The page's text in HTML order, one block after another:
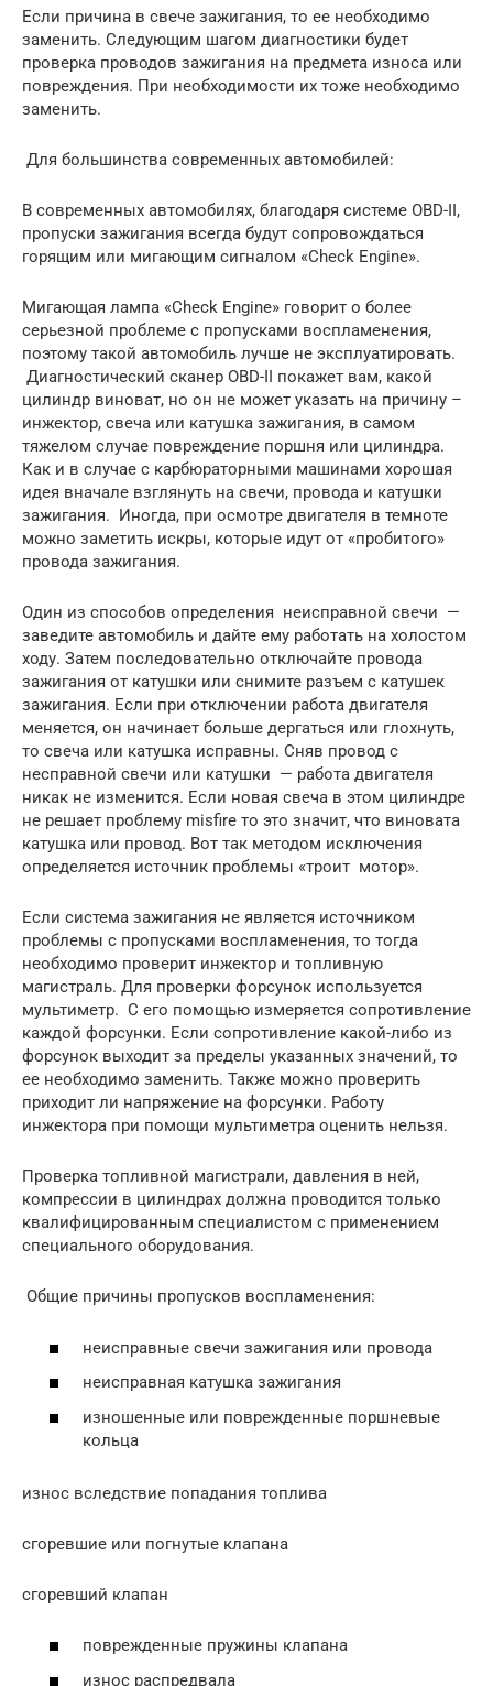
Если причина в свече зажигания, то ее необходимо
заменить. Следующим шагом диагностики будет
проверка проводов зажигания на предмета износа или
повреждения. При необходимости их тоже необходимо
заменить.
Для большинства современных автомобилей:
В современных автомобилях, благодаря системе OBD-II,
пропуски зажигания всегда будут сопровождаться
горящим или мигающим сигналом «Check Engine».
Мигающая лампа «Check Engine» говорит о более
серьезной проблеме с пропусками воспламенения,
поэтому такой автомобиль лучше не эксплуатировать.
Диагностический сканер OBD-II покажет вам, какой
цилиндр виноват, но он не может указать на причину –
инжектор, свеча или катушка зажигания, в самом
тяжелом случае повреждение поршня или цилиндра.
Как и в случае с карбюраторными машинами хорошая
идея вначале взглянуть на свечи, провода и катушки
зажигания. Иногда, при осмотре двигателя в темноте
можно заметить искры, которые идут от «пробитого»
провода зажигания.
Один из способов определения неисправной свечи —
заведите автомобиль и дайте ему работать на холостом
ходу. Затем последовательно отключайте провода
зажигания от катушки или снимите разъем с катушек
зажигания. Если при отключении работа двигателя
меняется, он начинает больше дергаться или глохнуть,
то свеча или катушка исправны. Сняв провод с
несправной свечи или катушки — работа двигателя
никак не изменится. Если новая свеча в этом цилиндре
не решает проблему misfire то это значит, что виновата
катушка или провод. Вот так методом исключения
определяется источник проблемы «троит мотор».
Если система зажигания не является источником
проблемы с пропусками воспламенения, то тогда
необходимо проверит инжектор и топливную
магистраль. Для проверки форсунок используется
мультиметр. С его помощью измеряется сопротивление
каждой форсунки. Если сопротивление какой-либо из
форсунок выходит за пределы указанных значений, то
ее необходимо заменить. Также можно проверить
приходит ли напряжение на форсунки. Работу
инжектора при помощи мультиметра оценить нельзя.
Проверка топливной магистрали, давления в ней,
компрессии в цилиндрах должна проводится только
квалифицированным специалистом с применением
специального оборудования.
Общие причины пропусков воспламенения:
неисправные свечи зажигания или провода
неисправная катушка зажигания
изношенные или поврежденные поршневые
кольца
износ вследствие попадания топлива
сгоревшие или погнутые клапана
сгоревший клапан
поврежденные пружины клапана
износ распредвала